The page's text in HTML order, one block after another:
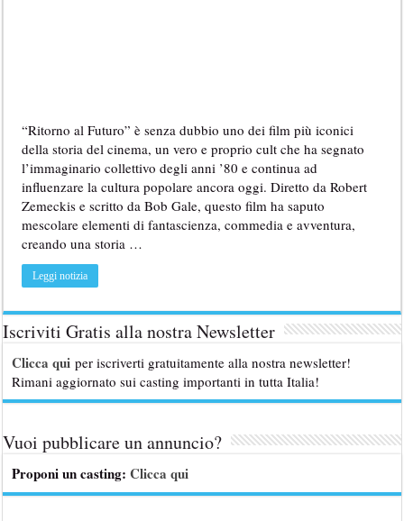
“Ritorno al Futuro” è senza dubbio uno dei film più iconici
della storia del cinema, un vero e proprio cult che ha segnato
l’immaginario collettivo degli anni ’80 e continua ad
influenzare la cultura popolare ancora oggi. Diretto da Robert
Zemeckis e scritto da Bob Gale, questo film ha saputo
mescolare elementi di fantascienza, commedia e avventura,
creando una storia …
Leggi notizia
Iscriviti Gratis alla nostra Newsletter
Clicca qui per iscriverti gratuitamente alla nostra newsletter!
Rimani aggiornato sui casting importanti in tutta Italia!
Vuoi pubblicare un annuncio?
Proponi un casting:Clicca qui